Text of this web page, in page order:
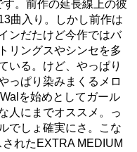
。前作の延長線上の彼
曲入り。しかし前作は
ンだたけど今作ではバ
リングスやシンセを多
いる。けど、やっぱり
っぱり染みまくるメロ
を始めとしてガール
人にまでオススメ。っ
でしょ確実にさ。こな
れたEXTRA MEDIUM